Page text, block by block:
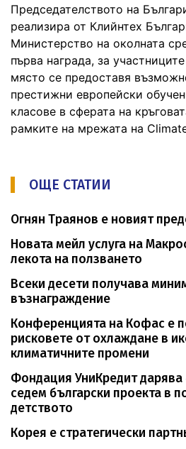
Председателството на
реализира от Клийнтех
Министерство на околната
първа награда, за
място се предоставя
престижни европейски
класове в сферата на
рамките на мрежата на
ОЩЕ СТАТИИ
Огнян Траянов е новият
Новата мейл услуга на
лекота на ползването
Всеки десети получава
възнаграждение
Конференцията на Кофас е
рисковете от охлаждане в
климатичните промени
Фондация УниКредит дарява
седем български проекта в
детството
Корея е стратегически